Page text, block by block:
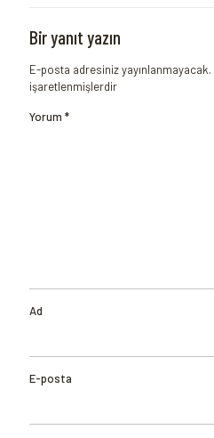
Bir yanıt yazın
E-posta adresiniz yayınlanmayacak.
işaretlenmişlerdir
Yorum *
Ad
E-posta